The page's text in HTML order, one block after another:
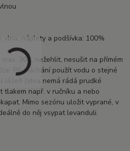
vlna, náplety a podšívka: 100%
30C, nežehlit, nesušit na přímém
Při máchání použít vodu o stejné
lázeň (vlna nemá rádá prudké
tlakem např. v ručníku a nebo
Mimo sezónu uložit vyprané, v
do něj vsypat levanduli.